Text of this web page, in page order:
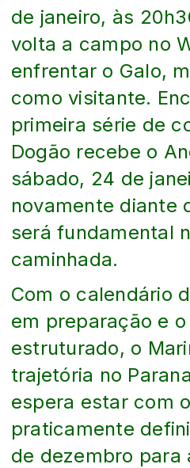
de janeiro, às
volta a campo no
enfrentar o Galo,
como visitante.
primeira série de
Dogão recebe o
sábado, 24 de
novamente diante
será fundamental
caminhada.
Com o calendário
em preparação e
estruturado, o
trajetória no
espera estar com
praticamente
de dezembro para